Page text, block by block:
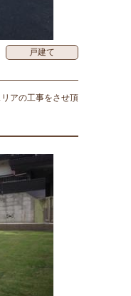
戸建て
アの工事をさせ頂